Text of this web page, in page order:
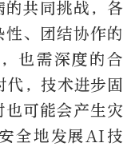
共同挑战，各
、团结协作的
也需深度的合
，技术进步固
也可能会产生灾
全地发展AI技